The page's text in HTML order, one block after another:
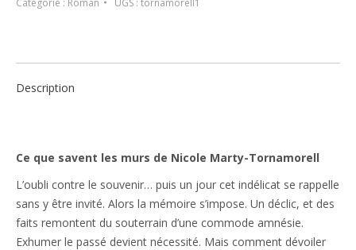
Nicole
Description
Ce que savent les murs de Nicole Marty-Tornamorell
L’oubli contre le souvenir… puis un jour cet indélicat se rappelle
sans y être invité. Alors la mémoire s’impose. Un déclic, et des
faits remontent du souterrain d’une commode amnésie.
Exhumer le passé devient nécessité. Mais comment dévoiler